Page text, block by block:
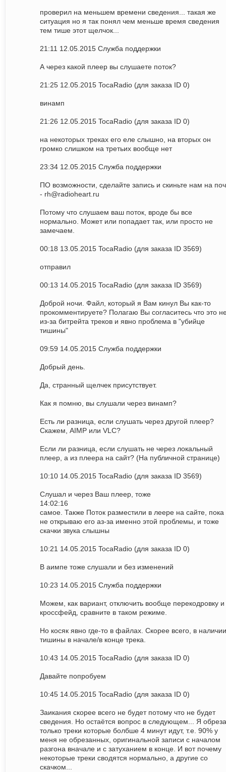
проверил на меньшем времени сведения... такая же
ситуация но я так понял чем меньше время сведения
тем тише этот щелчок...
21:11 12.05.2015 Служба поддержки
А через какой плеер вы слушаете поток?
21:25 12.05.2015 TocaRadio (для заказа ID 0)
винамп
21:26 12.05.2015 TocaRadio (для заказа ID 0)
на некоторых треках его еле слышно, на вторых он
громко слишком на третьих вообще нет
23:34 12.05.2015 Служба поддержки
ПО возможности, сделайте запись и скиньте нам на
- rh@radioheart.ru
Потому что слушаем ваш поток, вроде бы все
нормально. Может или попадает так, или просто не
замечаем.
00:18 13.05.2015 TocaRadio (для заказа ID 3569)
отправил
00:13 14.05.2015 TocaRadio (для заказа ID 3569)
Доброй ночи. Файл, который я Вам кинул Вы как-то
прокомментируете? Полагаю Вы согласитесь что это
из-за битрейта треков и явно проблема в "убийце
тишины"
09:59 14.05.2015 Служба поддержки
Добрый день.
Да, странный щелчек присутствует.
Как я помню, вы слушали через винамп?
Есть ли разница, если слушать через другой плеер?
Скажем, AIMP или VLC?
Если ли разница, если слушать не через локальный
плеер, а из плеера на сайт? (На публичной странице)
10:10 14.05.2015 TocaRadio (для заказа ID 3569)
Слушал и через Ваш плеер, тоже
14:02:16
самое. Также Поток разместили в леере на сайте, пока
не открываю его аз-за именно этой проблемы, и тоже
скачки звука слышны
10:21 14.05.2015 TocaRadio (для заказа ID 0)
В аимпе тоже слушали и без изменений
10:23 14.05.2015 Служба поддержки
Можем, как вариант, отключить вообще перекодровку и
кроссфейд, сравните в таком режиме.
Но косяк явно где-то в файлах. Скорее всего, в наличии
тишины в начале/в конце трека.
10:43 14.05.2015 TocaRadio (для заказа ID 0)
Давайте попробуем
10:45 14.05.2015 TocaRadio (для заказа ID 0)
Заикания скорее всего не будет потому что не будет
сведения. Но остаётся вопрос в следующем... Я
только треки которые болбше 4 минут идут, т.е. 90% у
меня не обрезанных, оригинальной записи с началом
разгона вначале и с затуханием в конце. И вот почему
некоторые треки сводятся нормально, а другие со
скачком...